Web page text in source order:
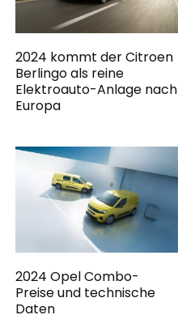
2024 kommt der Citroen
Berlingo als reine
Elektroauto-Anlage nach
Europa
2024 Opel Combo-
Preise und technische
Daten